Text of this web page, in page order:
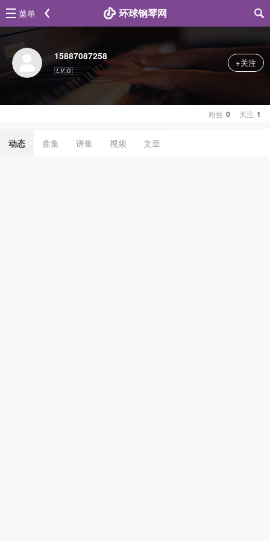
环球钢琴网
菜单
15887087258
+关注
粉丝 0 关注 1
动态 曲集 谱集 视频 文章